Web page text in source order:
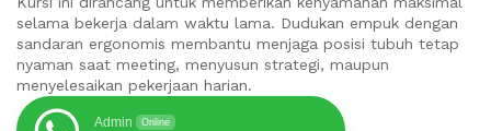
selama bekerja dalam waktu lama. Dudukan empuk dengan
sandaran ergonomis membantu menjaga posisi tubuh tetap
nyaman saat meeting, menyusun strategi, maupun
menyelesaikan pekerjaan harian.
Admin Online